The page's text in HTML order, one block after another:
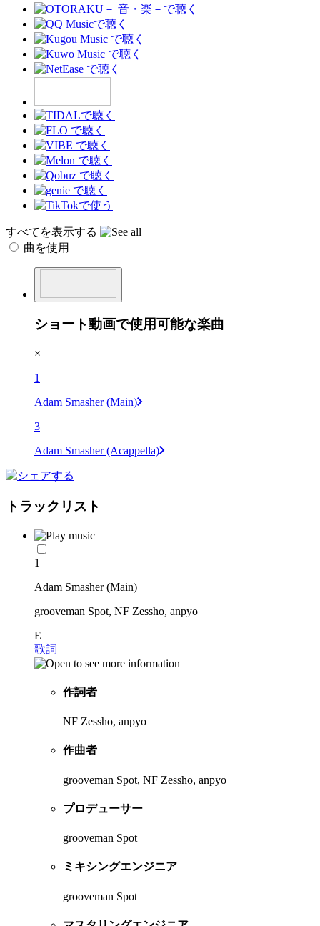
すべてを表示する
曲を使用
ショート動画で使用可能な楽曲
×
1
Adam Smasher (Main)
3
Adam Smasher (Acappella)
トラックリスト
1
Adam Smasher (Main)
grooveman Spot, NF Zessho, anpyo
E
歌詞
作詞者
NF Zessho, anpyo
作曲者
grooveman Spot, NF Zessho, anpyo
プロデューサー
grooveman Spot
ミキシングエンジニア
grooveman Spot